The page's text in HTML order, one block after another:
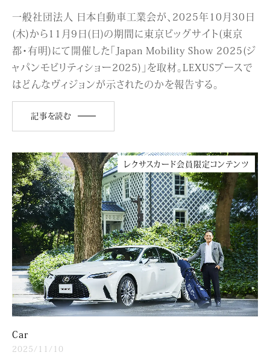
一般社団法人 日本自動車工業会が、2025年10月30日
(木)から11月9日(日)の期間に東京ビッグサイト(東京
都・有明)にて開催した「Japan Mobility Show 2025(ジ
ャパンモビリティショー2025)」を取材。LEXUSブースで
はどんなヴィジョンが示されたのかを報告する。
記事を読む
レクサスカード会員限定コンテンツ
Car
2025/11/10